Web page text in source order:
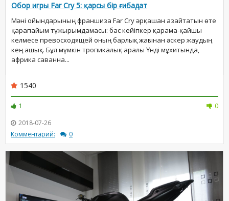
Обор игры Far Cry 5: қарсы бір ғибадат
Мәні ойындарының франшиза Far Cry әрқашан азайтатын өте
қарапайым тұжырымдамасы: бас кейіпкер қарама-қайшы
келмесе превосходящей оның барлық жағынан әскер жаудың
кең ашық. Бұл мүмкін тропикалық аралы Үнді мұхитында,
африка саванна...
1540
1
0
2018-07-26
Комментарий:
0